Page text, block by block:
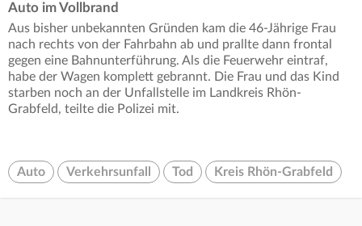
Auto im Vollbrand
Aus bisher unbekannten Gründen kam die 46-Jährige Frau
nach rechts von der Fahrbahn ab und prallte dann frontal
gegen eine Bahnunterführung. Als die Feuerwehr eintraf,
habe der Wagen komplett gebrannt. Die Frau und das Kind
starben noch an der Unfallstelle im Landkreis Rhön-
Grabfeld, teilte die Polizei mit.
Auto Verkehrsunfall Tod Kreis Rhön-Grabfeld